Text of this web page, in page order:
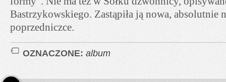
Bastrzykowskiego. Zastąpiła ją nowa, absolutnie
poprzedniczce.
OZNACZONE: album